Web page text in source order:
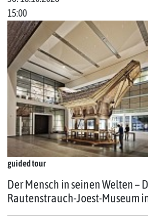
15:00
guided tour
Der Mensch in seinen Welten –
Rautenstrauch-Joest-Museum